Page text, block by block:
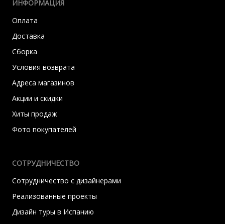
ИНФОРМАЦИЯ
Оплата
Доставка
Сборка
Условия возврата
Адреса магазинов
Акции и скидки
Хиты продаж
Фото покупателей
СОТРУДНИЧЕСТВО
Сотрудничество с дизайнерами
Реализованные проекты
Дизайн туры в Испанию